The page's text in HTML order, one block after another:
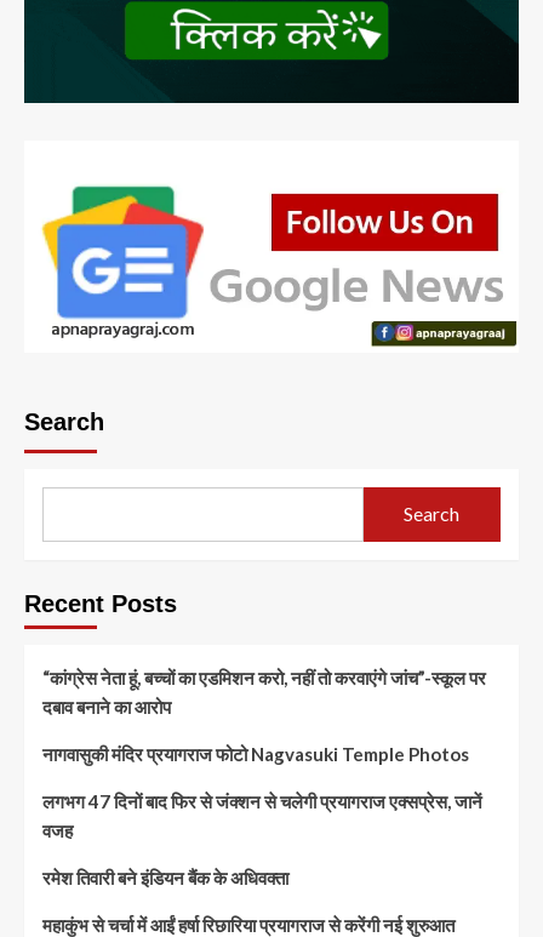
Search
Search
Recent Posts
“कांग्रेस नेता हूं, बच्चों का एडमिशन करो, नहीं तो करवाएंगे जांच”-स्कूल पर
दबाव बनाने का आरोप
नागवासुकी मंदिर प्रयागराज फोटो Nagvasuki Temple Photos
लगभग 47 दिनों बाद फिर से जंक्शन से चलेगी प्रयागराज एक्सप्रेस, जानें
वजह
रमेश तिवारी बने इंडियन बैंक के अधिवक्ता
महाकुंभ से चर्चा में आईं हर्षा रिछारिया प्रयागराज से करेंगी नई शुरुआत